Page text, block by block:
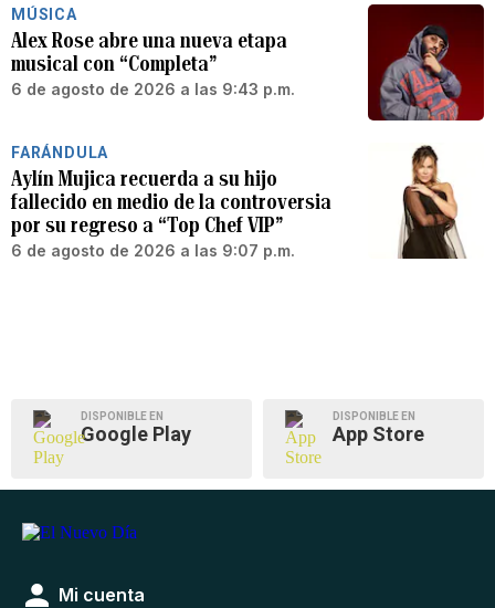
MÚSICA
Alex Rose abre una nueva etapa
musical con “Completa”
6 de agosto de 2026 a las 9:43 p.m.
FARÁNDULA
Aylín Mujica recuerda a su hijo
fallecido en medio de la controversia
por su regreso a “Top Chef VIP”
6 de agosto de 2026 a las 9:07 p.m.
DISPONIBLE EN
Google Play
DISPONIBLE EN
App Store
Mi cuenta